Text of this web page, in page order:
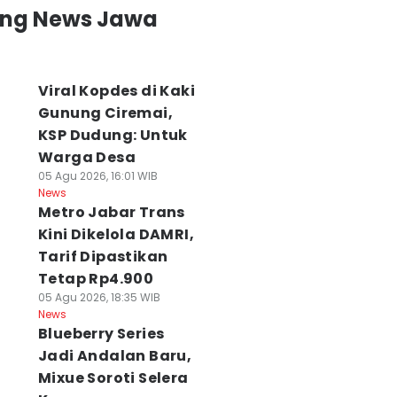
News Jawa
Viral Kopdes di Kaki
Gunung Ciremai,
KSP Dudung: Untuk
Warga Desa
05 Agu 2026, 16:01 WIB
News
Metro Jabar Trans
Kini Dikelola DAMRI,
Tarif Dipastikan
Tetap Rp4.900
05 Agu 2026, 18:35 WIB
News
Blueberry Series
Jadi Andalan Baru,
Mixue Soroti Selera